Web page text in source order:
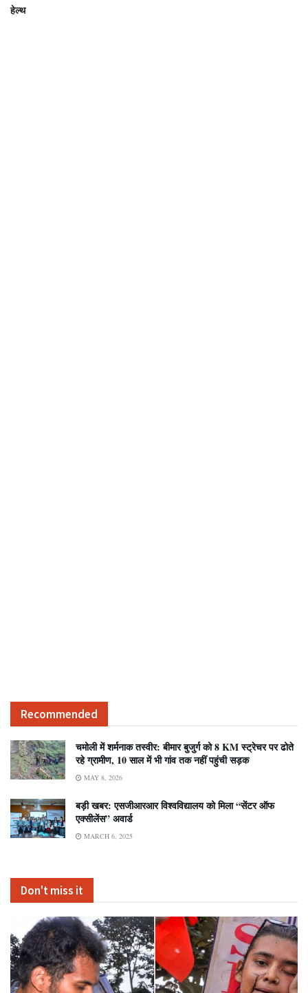
हेल्थ
Recommended
चमोली में शर्मनाक तस्वीर: बीमार बुजुर्ग को 8 KM स्ट्रेचर पर ढोते
रहे ग्रामीण, 10 साल में भी गांव तक नहीं पहुंची सड़क
MAY 8, 2026
बड़ी खबर: एसजीआरआर विश्वविद्यालय को मिला “सेंटर ऑफ
एक्सीलेंस” अवार्ड
MARCH 6, 2025
Don't miss it